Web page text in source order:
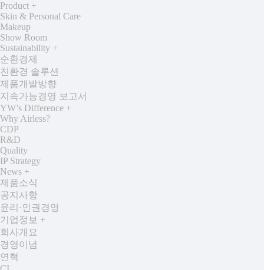
Product +
Skin & Personal Care
Makeup
Show Room
Sustainability +
순환경제
친환경 솔루션
제품개발방향
지속가능경영 보고서
YW’s Difference +
Why Airless?
CDP
R&D
Quality
IP Strategy
News +
제품소식
공지사항
윤리·인권경영
기업정보 +
회사개요
경영이념
연혁